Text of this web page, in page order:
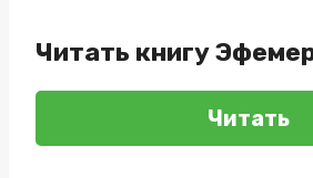
Читать книгу
Читать